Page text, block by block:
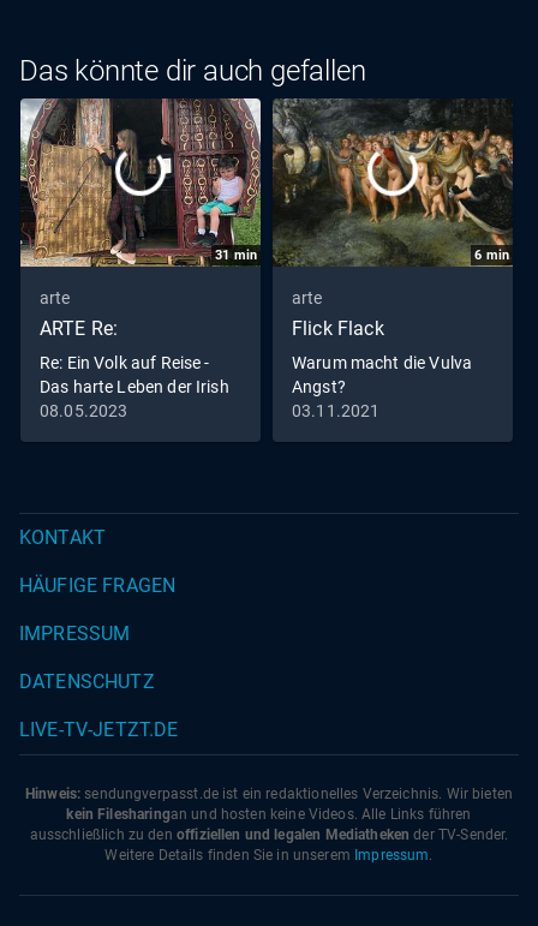
Das könnte dir auch gefallen
31 min
arte
ARTE Re:
Re: Ein Volk auf Reise -
Das harte Leben der Irish
Traveller
08.05.2023
6 min
arte
Flick Flack
Warum macht die Vulva
Angst?
03.11.2021
KONTAKT
HÄUFIGE FRAGEN
IMPRESSUM
DATENSCHUTZ
LIVE-TV-JETZT.DE
Hinweis: sendungverpasst.de ist ein redaktionelles Verzeichnis. Wir bieten
kein Filesharingan und hosten keine Videos. Alle Links führen
ausschließlich zu den offiziellen und legalen Mediatheken der TV-Sender.
Weitere Details finden Sie in unserem Impressum.